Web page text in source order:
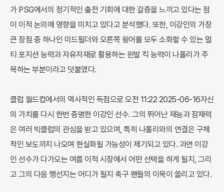
가 PSG에서의 정기적인 출전 기회에 대한 갈증을 느끼고 있다는 점
이 이적 논의에 영향을 미치고 있다고 분석했다. 또한, 이강인의 가장
큰 장점 중 하나인 미드필더와 오른쪽 윙어를 모두 소화할 수 있는 멀
티 포지션 능력과 자유자재로 활용하는 왼발 킥 능력이 나폴리가 주
목하는 부분이라고 덧붙였다.
클럽 월드컵에서의 역사적인 득점으로 오전 11:22 2025-06-16자신
의 가치를 다시 한번 증명한 이강인 선수. 그의 뛰어난 재능과 잠재력
은 여러 빅클럽의 관심을 받고 있으며, 특히 나폴리와의 연결은 구체
적인 보도까지 나오며 현실화될 가능성이 제기되고 있다. 과연 이강
인 선수가 다가오는 여름 이적 시장에서 어떤 선택을 하게 될지, 그리
고 그의 다음 행선지는 어디가 될지 축구 팬들의 이목이 쏠리고 있다.